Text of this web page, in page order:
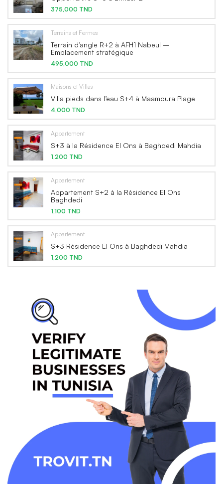
375,000 TND
Terrains et Fermes
Terrain d’angle R+2 à AFH1 Nabeul –
Emplacement stratégique
495,000 TND
Maisons et Villas
Villa pieds dans l’eau S+4 à Maamoura Plage
4,000 TND
Appartement
S+3 à la Résidence El Ons à Baghdedi Mahdia
1,200 TND
Appartement
Appartement S+2 à la Résidence El Ons
Baghdedi
1,100 TND
Appartement
S+3 Résidence El Ons à Baghdedi Mahdia
1,200 TND